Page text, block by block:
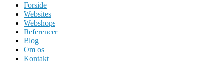
Forside
Websites
Webshops
Referencer
Blog
Om os
Kontakt